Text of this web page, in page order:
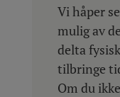
Vi håper
mulig av
delta
tilbringe
Om du